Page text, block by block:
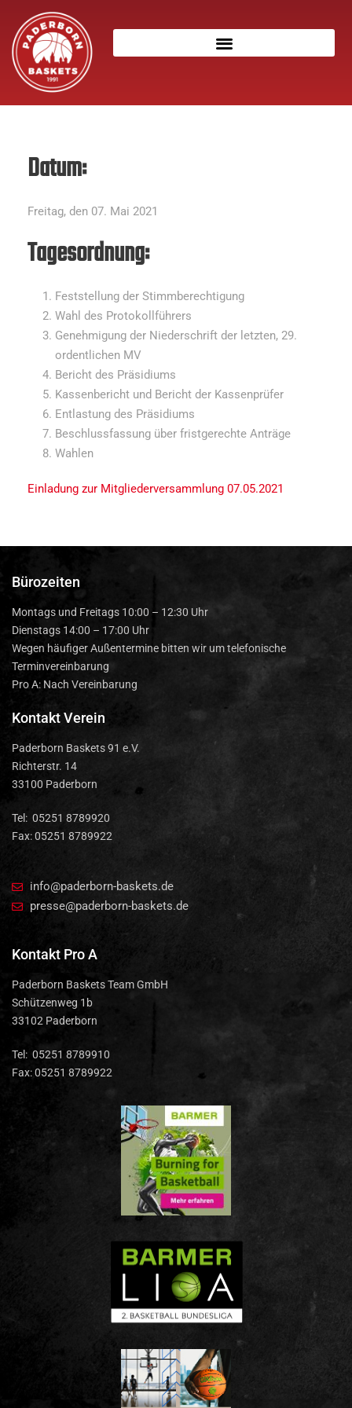
Datum:
Freitag, den 07. Mai 2021
Tagesordnung:
Feststellung der Stimmberechtigung
Wahl des Protokollführers
Genehmigung der Niederschrift der letzten, 29.
ordentlichen MV
Bericht des Präsidiums
Kassenbericht und Bericht der Kassenprüfer
Entlastung des Präsidiums
Beschlussfassung über fristgerechte Anträge
Wahlen
Einladung zur Mitgliederversammlung 07.05.2021
Bürozeiten
Montags und Freitags 10:00 – 12:30 Uhr
Dienstags 14:00 – 17:00 Uhr
Wegen häufiger Außentermine bitten wir um telefonische
Terminvereinbarung
Pro A: Nach Vereinbarung
Kontakt Verein
Paderborn Baskets 91 e.V.
Richterstr. 14
33100 Paderborn
Tel: 05251 8789920
Fax: 05251 8789922
info@paderborn-baskets.de
presse@paderborn-baskets.de
Kontakt Pro A
Paderborn Baskets Team GmbH
Schützenweg 1b
33102 Paderborn
Tel: 05251 8789910
Fax: 05251 8789922